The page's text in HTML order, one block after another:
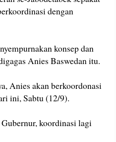
dengan
konsep dan
Anies Baswedan itu.
Anies akan berkoordonasi
ini, Sabtu (12/9).
koordinasi lagi